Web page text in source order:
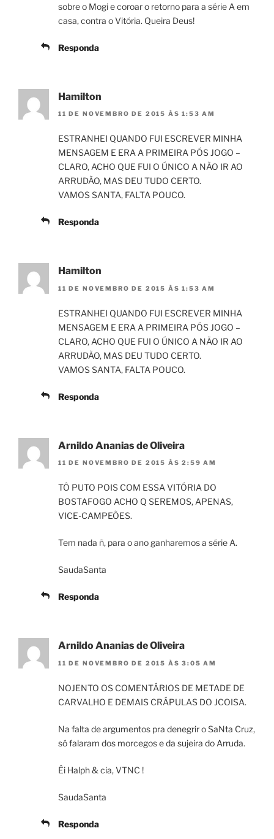
sobre o Mogi e coroar o retorno para a série A em
casa, contra o Vitória. Queira Deus!
Responda
Hamilton
11 DE NOVEMBRO DE 2015 ÀS 1:53 AM
ESTRANHEI QUANDO FUI ESCREVER MINHA
MENSAGEM E ERA A PRIMEIRA PÓS JOGO –
CLARO, ACHO QUE FUI O ÚNICO A NÃO IR AO
ARRUDÃO, MAS DEU TUDO CERTO.
VAMOS SANTA, FALTA POUCO.
Responda
Hamilton
11 DE NOVEMBRO DE 2015 ÀS 1:53 AM
ESTRANHEI QUANDO FUI ESCREVER MINHA
MENSAGEM E ERA A PRIMEIRA PÓS JOGO –
CLARO, ACHO QUE FUI O ÚNICO A NÃO IR AO
ARRUDÃO, MAS DEU TUDO CERTO.
VAMOS SANTA, FALTA POUCO.
Responda
Arnildo Ananias de Oliveira
11 DE NOVEMBRO DE 2015 ÀS 2:59 AM
TÔ PUTO POIS COM ESSA VITÓRIA DO
BOSTAFOGO ACHO Q SEREMOS, APENAS,
VICE-CAMPEÕES.
Tem nada ñ, para o ano ganharemos a série A.
SaudaSanta
Responda
Arnildo Ananias de Oliveira
11 DE NOVEMBRO DE 2015 ÀS 3:05 AM
NOJENTO OS COMENTÁRIOS DE METADE DE
CARVALHO E DEMAIS CRÁPULAS DO JCOISA.
Na falta de argumentos pra denegrir o SaNta Cruz,
só falaram dos morcegos e da sujeira do Arruda.
Êi Halph & cia, VTNC !
SaudaSanta
Responda